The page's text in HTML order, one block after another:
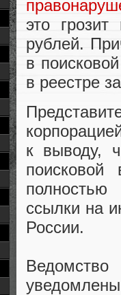
это
рублей.
в
в реестре
к выводу,
полностью
ссылки на
России.